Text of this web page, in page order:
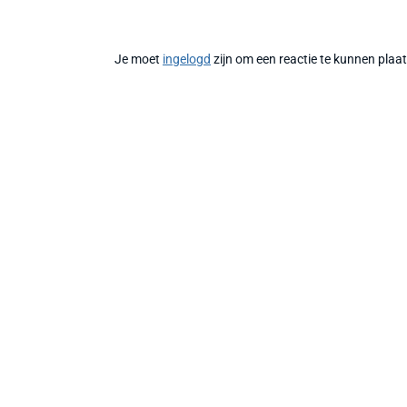
Je moet ingelogd zijn om een reactie te kunnen